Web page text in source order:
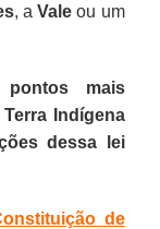
, aVale ou um
mais
Indígena
dessa lei
de